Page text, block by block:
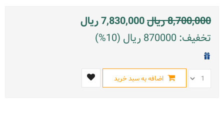
8,700,000ریال7,830,000ریال
تخفیف: 870000 ریال (10%)
اضافه به سبد خرید